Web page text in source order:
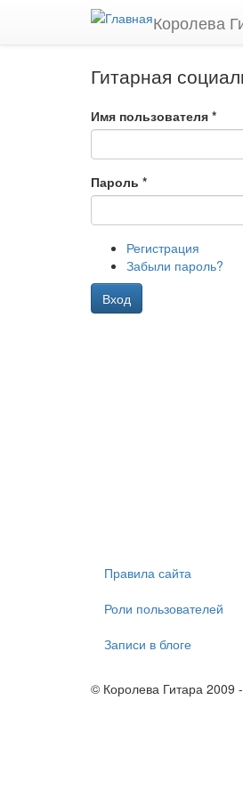
Перейти к основному содержанию
Королева
Гитарная
Имя пользователя *
Пароль *
Регистрация
Забыли пароль?
Вход
Правила сайта
Роли пользователей
Записи в блоге
© Королева Гитара 2009